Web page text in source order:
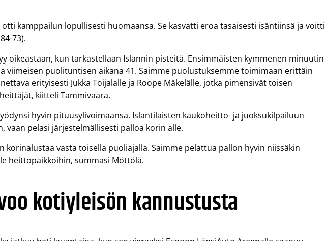
kamppailun lopullisesti huomaansa. Se kasvatti eroa tasaisesti isäntiinsä ja voitti
73).
oikeastaan, kun tarkastellaan Islannin pisteitä. Ensimmäisten kymmenen minuutin
viimeisen puolituntisen aikana 41. Saimme puolustuksemme toimimaan erittäin
erityisesti Jukka Toijalalle ja Roope Mäkelälle, jotka pimensivät toisen
kiitteli Tammivaara.
hyvin pituusylivoimaansa. Islantilaisten kaukoheitto- ja juoksukilpailuun
vaan pelasi järjestelmällisesti palloa korin alle.
korinalustaa vasta toisella puoliajalla. Saimme pelattua pallon hyvin niissäkin
heittopaikkoihin, summasi Möttölä.
kotiyleisön kannustusta